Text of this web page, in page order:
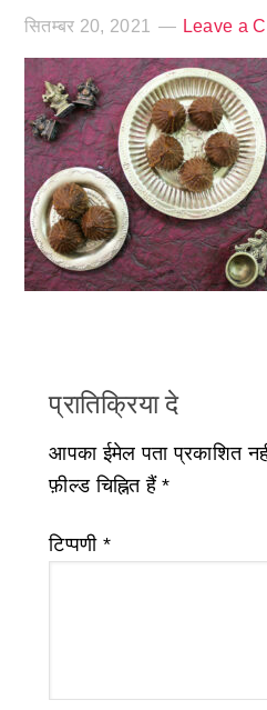
सितम्बर 20, 2021 Leave a
प्रातिक्रिया दे
आपका ईमेल पता प्रकाशित
फ़ील्ड चिह्नित हैं*
टिप्पणी *